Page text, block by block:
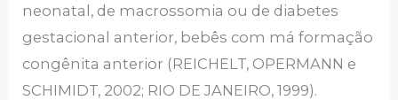
neonatal, de macrossomia ou de diabetes
gestacional anterior, bebês com má formação
congênita anterior (REICHELT, OPERMANN e
SCHIMIDT, 2002; RIO DE JANEIRO, 1999).